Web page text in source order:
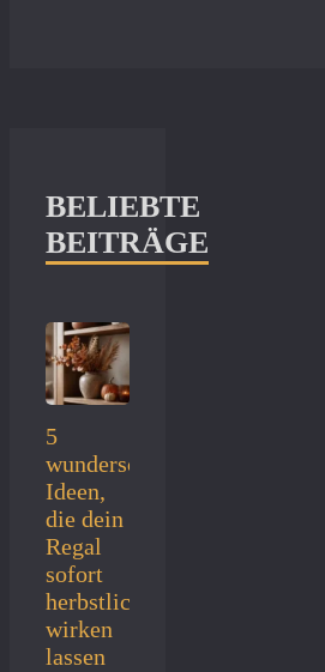
BELIEBTE
BEITRÄGE
5
wunderschöne
Ideen,
die dein
Regal
sofort
herbstlich
wirken
lassen